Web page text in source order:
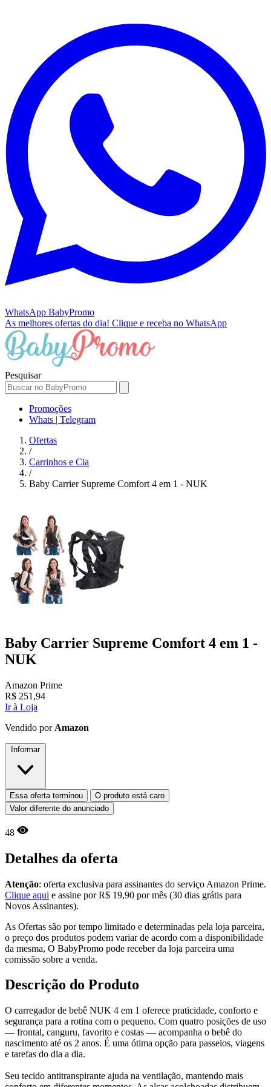
WhatsApp BabyPromo
As melhores ofertas do dia! Clique e receba no WhatsApp
Pesquisar
Promoções
Whats | Telegram
Ofertas
/
Carrinhos e Cia
/
Baby Carrier Supreme Comfort 4 em 1 - NUK
Baby Carrier Supreme Comfort 4 em 1 -
NUK
Amazon Prime
R$ 251,94
Ir à Loja
Vendido por Amazon
Informar
Essa oferta terminou
O produto está caro
Valor diferente do anunciado
48
Detalhes da oferta
Atenção: oferta exclusiva para assinantes do serviço Amazon Prime.
Clique aqui e assine por R$ 19,90 por mês (30 dias grátis para
Novos Assinantes).
As Ofertas são por tempo limitado e determinadas pela loja parceira,
o preço dos produtos podem variar de acordo com a disponibilidade
da mesma, O BabyPromo pode receber da loja parceira uma
comissão sobre a venda.
Descrição do Produto
O carregador de bebê NUK 4 em 1 oferece praticidade, conforto e
segurança para a rotina com o pequeno. Com quatro posições de uso
— frontal, canguru, favorito e costas — acompanha o bebê do
nascimento até os 2 anos. É uma ótima opção para passeios, viagens
e tarefas do dia a dia.
Seu tecido antitranspirante ajuda na ventilação, mantendo mais